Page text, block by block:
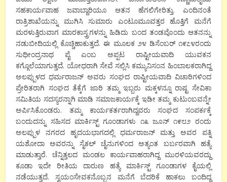
ಸಹಕಾರ್ಯವಾಹ ಜವಾಬ್ದಾರಿಯೂ ಆತನ ಹೆಗಲಿಗೇರಿತ್ತು. ಎಂದಿನಂತೆ
ರಾತ್ರಿಶಾಖೆಯನ್ನು ಮುಗಿಸಿ ಸುಮಾರು ಎಂಟೂಮೂವತ್ತರ ಹೊತ್ತಿಗೆ ಮನೆಗೆ
ಮರಳುತ್ತಿರುವಾಗ ಮಾರಕಾಸ್ತ್ರಗಳನ್ನು ಹಿಡಿದು ಬಂದ ತಂಡವೊಂದು ಆತನನ್ನು
ನಡುಬೀದಿಯಲ್ಲಿ ಕೊಚ್ಚಿಹಾಕುತ್ತದೆ. ಈ ಮೂಲಕ ೨೪ ಡಿಸೆಂಬರ್ ೧೯೭೪ರಂದು
ಸುಧೀಂದ್ರನಾಥ ಪೈ ಎಂಬ ಅಪ್ಪಟ ರಾಷ್ಟೀಯವಾದಿ ಯುವಕನ
ಕಗ್ಗೊಲೆಯಾಗುತ್ತದೆ. ಯೋಧರಾಗಿ ಸೇವೆ ಸಲ್ಲಿಸಿ ಕಮ್ಯುನಿಸಂನ ಹಿಂಬಾಲಕರಾಗಿದ್ದ
ಅಲಪ್ಪುಳದ ಧರ್ಮರಾಜನ್ ಅವರು ಸಂಘದ ರಾಷ್ಟೀಯವಾದಿ ವಿಚಾರಿಗಳಿಂದ
ಪ್ರೇರಿತರಾಗಿ ಸಂಘದ ತೆಕ್ಕೆಗೆ ಜಾರಿ ತಮ್ಮ ಇಬ್ಬರು ಮಕ್ಕಳನ್ನೂ ರಾಷ್ಟ ಸೇವಿಕಾ
ಸಮಿತಿಯ ಸದಸ್ಯರನ್ನಾಗಿ ಮಾಡಿ ಸಮಾಜಕಾರ್ಯಕ್ಕೆ ಇಡೀ ತಮ್ಮ ಕುಟುಂಬವನ್ನೇ
ಅರ್ಪಿಸಿಕೊಂಡರು. ತಮ್ಮ ಕಾರ್ಯಕರ್ತರಾಗಿದ್ದವರು ಸಂಘದ ಸಂಪರ್ಕಕ್ಕೆ
ಬಂದುದನ್ನು ಸಹಿಸದ ಮಾರ್ಕಿಸ್ಟ್ ಗೂಂಡಾಗಳು ೧೩ ಜೂನ್ ೧೯೮೨ ರಂದು
ಅಲಪ್ಪುಳ ನಗರದ ಹೃದಯಭಾಗದಲ್ಲಿ ಧರ್ಮರಾಜನ್ ಮತ್ತು ಅವರ ಪತ್ನಿ
ಯಶೋದಾ ಅವರನ್ನು ಸೈಕಲ್ ಚೈನುಗಳಿಂದ ಅತ್ಯಂತ ಬರ್ಬರವಾಗಿ ಹತ್ಯೆ
ಮಾಡುತ್ತಾರೆ. ಚೆನ್ನಿತ್ತಲದ ಮಂಡಲ ಕಾರ್ಯವಾಹರಾಗಿದ್ದ ಮುರಳಿಯವರದ್ದು
ಕೂಡಾ ಇದೇ ರೀತಿಯ ದಾರುಣ ಹತ್ಯೆ ಮಾರ್ಕಿಸ್ಟ್ ಗೂಂಡಾಗಳ ಕೈಯಲ್ಲಿ
ನಡೆಯುತ್ತದೆ. ಸ್ವಯಂಸೇವಕನೊಬ್ಬನ ಮನೆಗೆ ಬೆದರಿಕೆ ಹಾಕಲು ಬಂದಿದ್ದ